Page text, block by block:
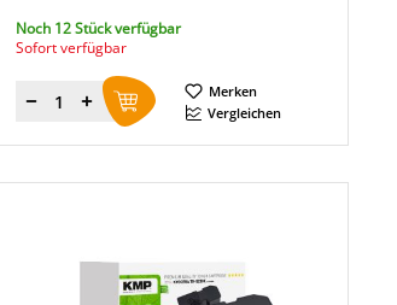
Noch 12 Stück verfügbar
Sofort verfügbar
Menge
Merken
Vergleichen